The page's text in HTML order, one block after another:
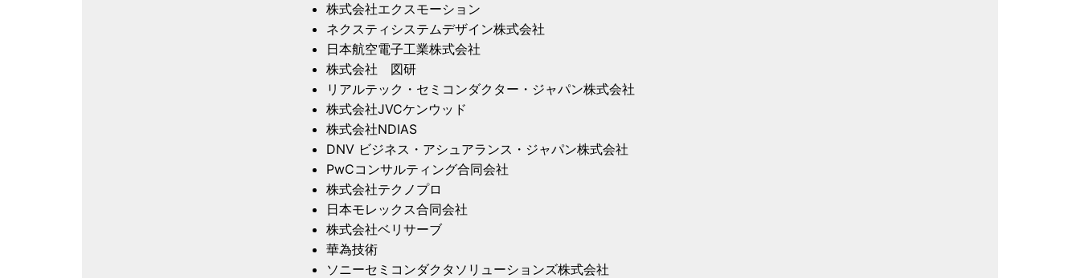
株式会社エクスモーション
ネクスティシステムデザイン株式会社
日本航空電子工業株式会社
株式会社 図研
リアルテック・セミコンダクター・ジャパン株式会社
株式会社JVCケンウッド
株式会社NDIAS
DNV ビジネス・アシュアランス・ジャパン株式会社
PwCコンサルティング合同会社
株式会社テクノプロ
日本モレックス合同会社
株式会社ベリサーブ
華為技術
ソニーセミコンダクタソリューションズ株式会社